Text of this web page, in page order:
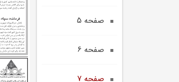
صفحه 5
صفحه 6
صفحه 7